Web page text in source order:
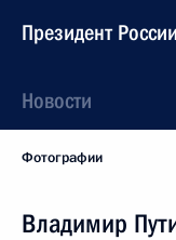
Президент России
Новости
Фотографии
Владимир